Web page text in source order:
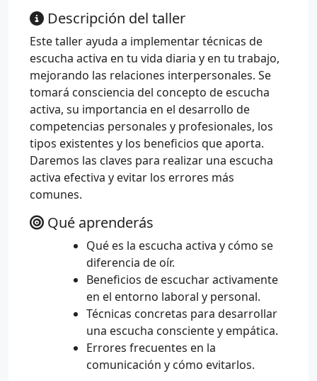
Descripción del taller
Este taller ayuda a implementar técnicas de
escucha activa en tu vida diaria y en tu trabajo,
mejorando las relaciones interpersonales. Se
tomará consciencia del concepto de escucha
activa, su importancia en el desarrollo de
competencias personales y profesionales, los
tipos existentes y los beneficios que aporta.
Daremos las claves para realizar una escucha
activa efectiva y evitar los errores más
comunes.
Qué aprenderás
Qué es la escucha activa y cómo se
diferencia de oír.
Beneficios de escuchar activamente
en el entorno laboral y personal.
Técnicas concretas para desarrollar
una escucha consciente y empática.
Errores frecuentes en la
comunicación y cómo evitarlos.